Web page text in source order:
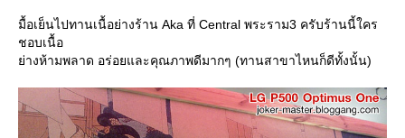
มื้อเย็นไปทานเนื้อย่างร้าน Aka ที่ Central พระราม3 ครับร้านนี้ใคร
ชอบเนื้อ
่างห้ามพลาด อร่อยและคุณภาพดีมากๆ (ทานสาขาไหนก็ดีทั้งนั้น)